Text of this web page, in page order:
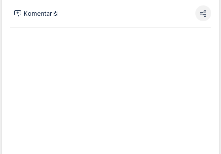
Komentariši